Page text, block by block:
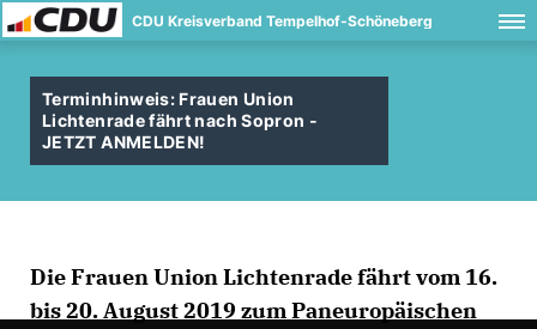
CDU Kreisverband Tempelhof-Schöneberg
Terminhinweis: Frauen Union
Lichtenrade fährt nach Sopron -
JETZT ANMELDEN!
Die Frauen Union Lichtenrade fährt vom 16.
bis 20. August 2019 zum Paneuropäischen